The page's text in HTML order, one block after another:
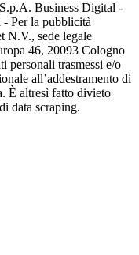
Business Digital -
Per la pubblicità
N.V., sede legale
46, 20093 Cologno
personali trasmessi e/o
all’addestramento di
È altresì fatto divieto
data scraping.